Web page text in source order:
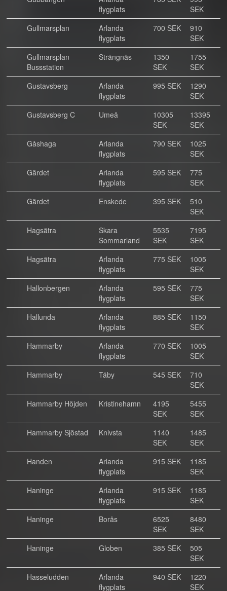
flygplats
SEK
Gullmarsplan
Arlanda
flygplats
700 SEK
910
SEK
Gullmarsplan
Bussstation
Strängnäs
1350
SEK
1755
SEK
Gustavsberg
Arlanda
flygplats
995 SEK
1290
SEK
Gustavsberg C
Umeå
10305
SEK
13395
SEK
Gåshaga
Arlanda
flygplats
790 SEK
1025
SEK
Gärdet
Arlanda
flygplats
595 SEK
775
SEK
Gärdet
Enskede 395 SEK
510
SEK
Hagsätra
Skara
Sommarland
5535
SEK
7195
SEK
Hagsätra
Arlanda
flygplats
775 SEK
1005
SEK
Hallonbergen
Arlanda
flygplats
595 SEK
775
SEK
Hallunda
Arlanda
flygplats
885 SEK
1150
SEK
Hammarby
Arlanda
flygplats
770 SEK
1005
SEK
Hammarby
Täby 545 SEK
710
SEK
Hammarby Höjden
Kristinehamn
4195
SEK
5455
SEK
Hammarby Sjöstad
Knivsta
1140
SEK
1485
SEK
Handen
Arlanda
flygplats
915 SEK
1185
SEK
Haninge
Arlanda
flygplats
915 SEK
1185
SEK
Haninge
Borås
6525
SEK
8480
SEK
Haninge
Globen 385 SEK
505
SEK
Hasseludden
Arlanda
flygplats
940 SEK
1220
SEK